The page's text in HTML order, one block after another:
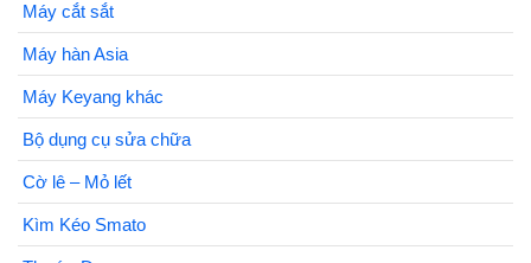
Máy cắt sắt
Máy hàn Asia
Máy Keyang khác
Bộ dụng cụ sửa chữa
Cờ lê – Mỏ lết
Kìm Kéo Smato